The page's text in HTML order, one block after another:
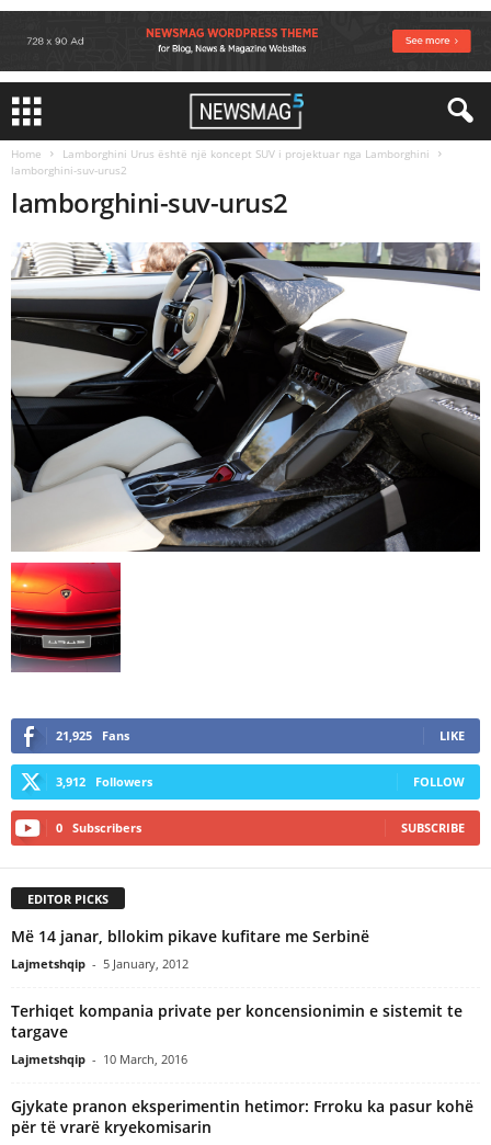
Home
Lamborghini Urus është një koncept SUV i projektuar nga Lamborghini
lamborghini-suv-urus2
lamborghini-suv-urus2
21,925 Fans LIKE
3,912 Followers FOLLOW
0 Subscribers SUBSCRIBE
EDITOR PICKS
Më 14 janar, bllokim pikave kufitare me Serbinë
Lajmetshqip - 5 January, 2012
Terhiqet kompania private per koncensionimin e sistemit te
targave
Lajmetshqip - 10 March, 2016
Gjykate pranon eksperimentin hetimor: Frroku ka pasur kohë
për të vrarë kryekomisarin